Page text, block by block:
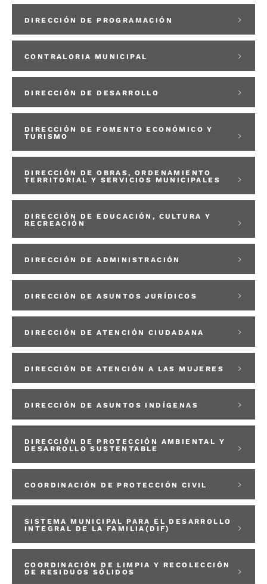
DIRECCIÓN DE PROGRAMACIÓN
CONTRALORIA MUNICIPAL
DIRECCIÓN DE DESARROLLO
DIRECCIÓN DE FOMENTO ECONÓMICO Y
TURISMO
DIRECCIÓN DE OBRAS, ORDENAMIENTO
TERRITORIAL Y SERVICIOS MUNICIPALES
DIRECCIÓN DE EDUCACIÓN, CULTURA Y
RECREACIÓN
DIRECCIÓN DE ADMINISTRACIÓN
DIRECCIÓN DE ASUNTOS JURÍDICOS
DIRECCIÓN DE ATENCIÓN CIUDADANA
DIRECCIÓN DE ATENCIÓN A LAS MUJERES
DIRECCIÓN DE ASUNTOS INDÍGENAS
DIRECCIÓN DE PROTECCIÓN AMBIENTAL Y
DESARROLLO SUSTENTABLE
COORDINACIÓN DE PROTECCIÓN CIVIL
SISTEMA MUNICIPAL PARA EL DESARROLLO
INTEGRAL DE LA FAMILIA(DIF)
COORDINACIÓN DE LIMPIA Y RECOLECCIÓN
DE RESIDUOS SÓLIDOS